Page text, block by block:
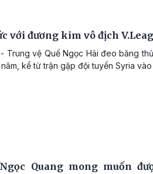
với đương kim vô địch
Trung vệ Quế Ngọc Hải đeo băng
kể từ trận gặp đội tuyển Syria
Quang mong muốn